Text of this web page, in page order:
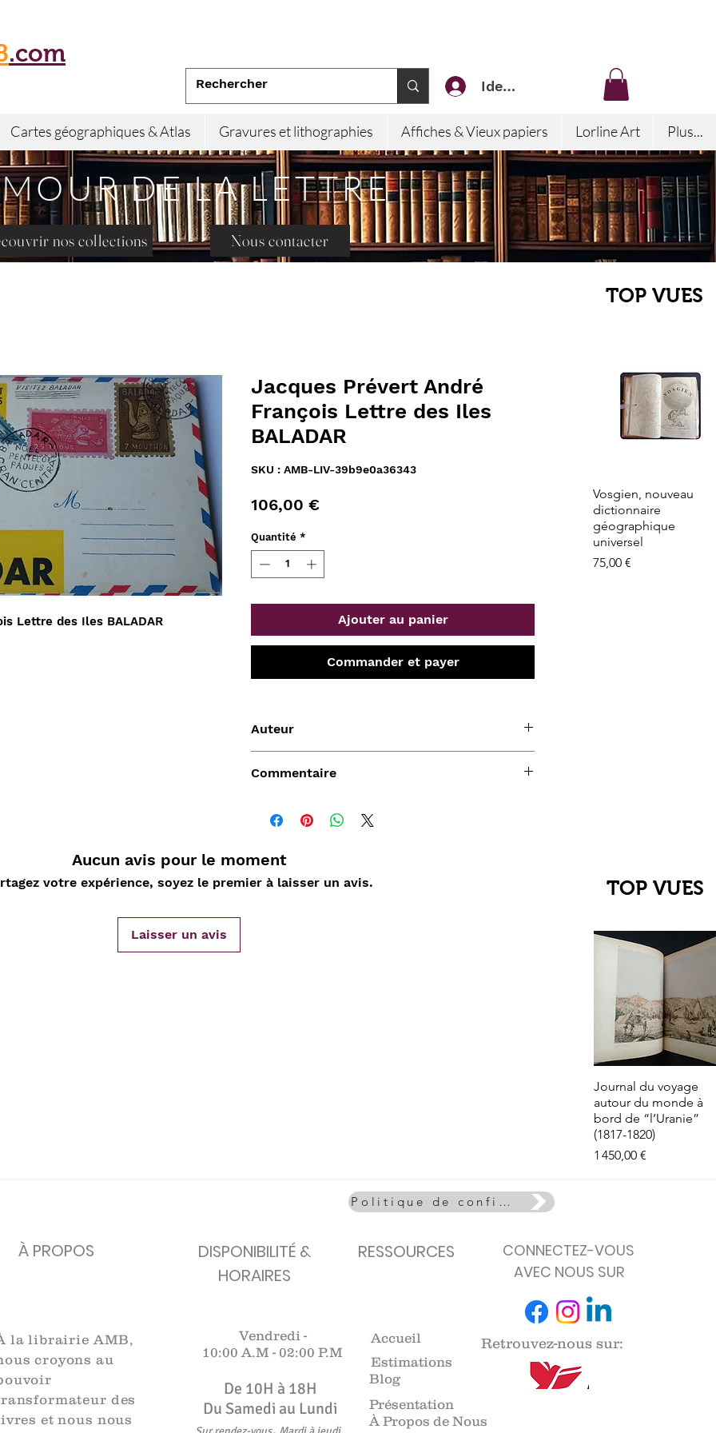
.com
Identifiez-vous
Cartes géographiques & Atlas Gravures et lithographies Affiches & Vieux papiers Lorline Art Plus...
DE LA LETTRE
nos collections Nous contacter
Lettre des Iles BALADAR
Jacques Prévert André
François Lettre des Iles
BALADAR
SKU : AMB-LIV-39b9e0a36343
106,00 €Prix
Quantité *
Ajouter au panier
Commander et payer
Auteur
Commentaire
Aucun avis pour le moment
votre expérience, soyez le premier à laisser un avis.
Laisser un avis
TOP VUES
Aperçu rapide
Vosgien, nouveau
dictionnaire
géographique
universel
Prix
75,00 €
TOP VUES
Aperçu rapide
Journal du voyage
autour du monde à
bord de “l’Uranie”
(1817-1820)
Prix
1 450,00 €
Politique de confidentialité
À PROPOS
DISPONIBILITÉ &
HORAIRES
RESSOURCES
CONNECTEZ-VOUS
AVEC NOUS SUR
la librairie AMB,
croyons au
des
et nous nous
Vendredi -
10:00 A.M - 02:00 P.M
De 10H à 18H​​​
Du Samedi au Lundi
,
Accueil
Estimations
Blog
Retrouvez-nous sur:
Présentation
À Propos de Nous